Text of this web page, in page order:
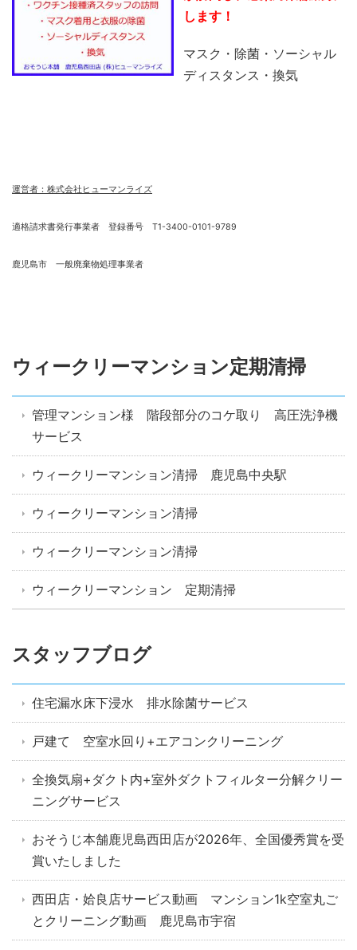
します！
マスク・除菌・ソーシャル
ディスタンス・換気
運営者：株式会社ヒューマンライズ
適格請求書発行事業者 登録番号 T1-3400-0101-9789
鹿児島市 一般廃棄物処理事業者
ウィークリーマンション定期清掃
管理マンション様 階段部分のコケ取り 高圧洗浄機
サービス
ウィークリーマンション清掃 鹿児島中央駅
ウィークリーマンション清掃
ウィークリーマンション清掃
ウィークリーマンション 定期清掃
スタッフブログ
住宅漏水床下浸水 排水除菌サービス
戸建て 空室水回り+エアコンクリーニング
全換気扇+ダクト内+室外ダクトフィルター分解クリー
ニングサービス
おそうじ本舗鹿児島西田店が2026年、全国優秀賞を受
賞いたしました
西田店・姶良店サービス動画 マンション1k空室丸ご
とクリーニング動画 鹿児島市宇宿